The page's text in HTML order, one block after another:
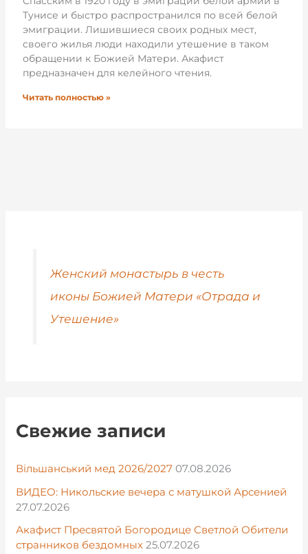
Тунисе и быстро распространился по всей белой
эмиграции. Лишившиеся своих родных мест,
своего жилья люди находили утешение в таком
обращении к Божией Матери. Акафист
предназначен для келейного чтения.
Читать полностью »
Женский монастырь в честь
иконы Божией Матери «Отрада и
Утешение»
Свежие записи
Вільшанський мед 2026/2027 07.08.2026
ВИДЕО: Никольские вечера с матушкой Арсенией
27.07.2026
Акафист Пресвятой Богородице Светлой Обители
странников бездомных 25.07.2026